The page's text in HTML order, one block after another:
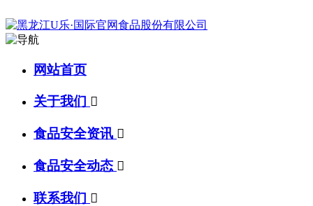
网站首页
关于我们 
食品安全资讯 
食品安全动态 
联系我们 